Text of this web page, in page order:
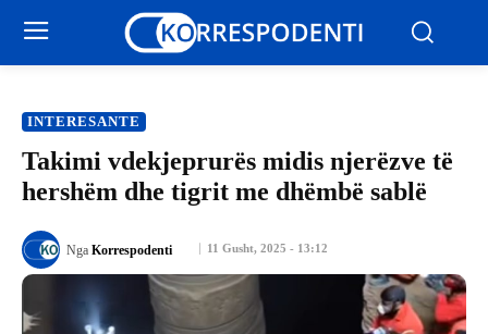
INTERESANTE
Takimi vdekjeprurës midis njerëzve të
hershëm dhe tigrit me dhëmbë sablë
11 Gusht, 2025 - 13:12
Nga Korrespodenti